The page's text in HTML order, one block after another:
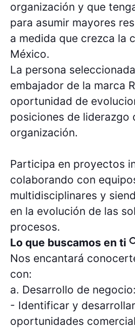
organización y que
para asumir mayores
a medida que crezca la
México.
La persona
embajador de la marca
oportunidad de
posiciones de liderazgo
organización.
Participa en proyectos
colaborando con
multidisciplinares y
en la evolución de las
procesos.
Lo que buscamos en ti
Nos encantará
con:
a. Desarrollo de negocio:
- Identificar y
oportunidades